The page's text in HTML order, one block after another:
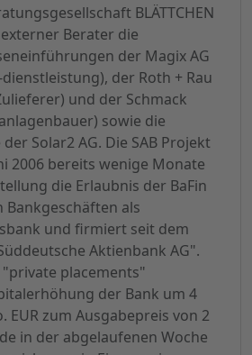
BLÄTTCHEN
externer Berater die
der Magix AG
der Roth + Rau
und der Schmack
sowie die
Solar2 AG. Die SAB Projekt
2006 bereits wenige Monate
die Erlaubnis der BaFin
als
und firmiert seit dem
Aktienbank AG".
"private placements"
der Bank um 4
EUR zum Ausgabepreis von 2
in der abgelaufenen Woche